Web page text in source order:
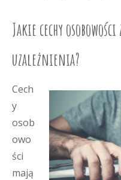
Jakie cechy
uzależnienia?
Cech
y
osob
owo
ści
mają